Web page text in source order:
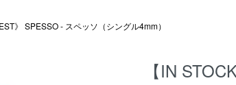
》 SPESSO - スペッソ（シングル4mm）
【IN